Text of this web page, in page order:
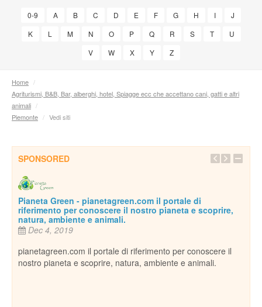
0-9 A B C D E F G H I
J
K
L M N O P Q R S T
U
V
W X Y Z
Home /
Agriturismi, B&B, Bar, alberghi, hotel, Spiagge ecc che accettano cani, gatti e altri
animali /
Piemonte / Vedi siti
SPONSORED
Pianeta Green - pianetagreen.com il portale di
riferimento per conoscere il nostro pianeta e scoprire,
natura, ambiente e animali.
Dec 4, 2019
pianetagreen.com il portale di riferimento per conoscere il
nostro pianeta e scoprire, natura, ambiente e animali.